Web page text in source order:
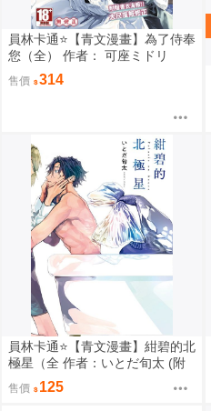
員林卡通⭐️【青文漫畫】為了侍奉
您（全） 作者： 可座ミドリ
售價 314
員林卡通⭐️【青文漫畫】紺碧的北
極星（全 作者：いとだ旬太 (附
尼采書套)
售價 125